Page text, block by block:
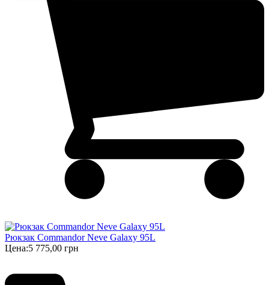
Рюкзак Commandor Neve Galaxy 95L
Цена:5 775,00 грн